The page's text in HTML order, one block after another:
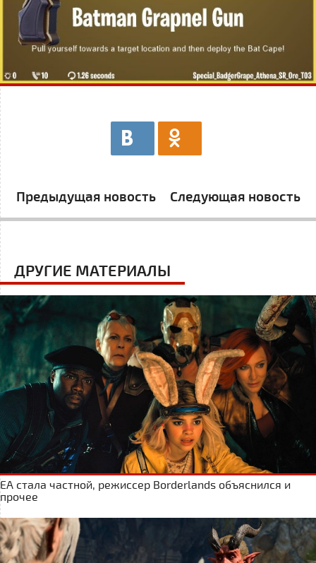
Предыдущая новость Следующая новость
ДРУГИЕ МАТЕРИАЛЫ
ЕА стала частной, режиссер Borderlands объяснился и
прочее